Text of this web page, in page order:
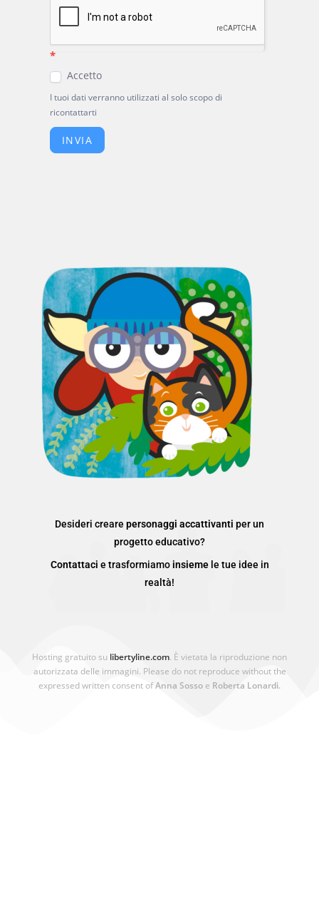
*
Accetto
I tuoi dati verranno utilizzati al solo scopo di
ricontattarti
INVIA
Desideri creare personaggi accattivanti per un
progetto educativo?
Contattaci e trasformiamoinsiemele tue idee in
realtà!
Hosting gratuito su libertyline.com. È vietata la riproduzione non
autorizzata delle immagini. Please do not reproduce without the
expressed written consent ofAnna Sosso e Roberta Lonardi.